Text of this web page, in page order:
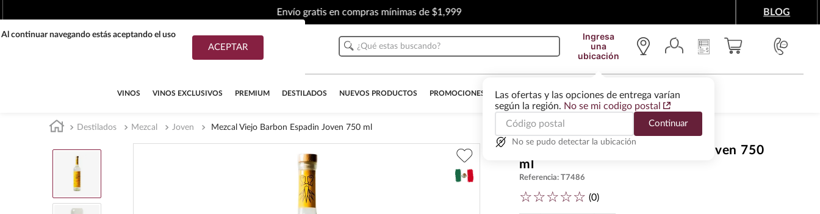
Envío gratis en compras mínimas de $1,999 BLOG
¿Qué estas buscando?
Ingresa
una
ubicación
Las ofertas y las opciones de entrega varían
según la región. No se mi codigo postal
Continuar
No se pudo detectar la ubicación
VINOS VINOS EXCLUSIVOS PREMIUM DESTILADOS NUEVOS PRODUCTOS PROMOCIONES OUTLET ALIMENTOS Y ACCESORIOS WINE SERVICES
Destilados Mezcal Joven Mezcal Viejo Barbon Espadin Joven 750 ml
Mezcal Viejo Barbon Espadin Joven 750
ml
Referencia: T7486
☆☆☆☆☆ (0)
tequilas
cerveza
continuar navegando estás aceptando el uso
ACEPTAR